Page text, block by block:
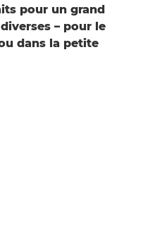
pour un grand
– pour le
dans la petite